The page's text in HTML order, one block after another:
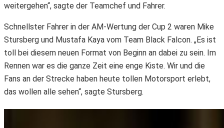
weitergehen“, sagte der Teamchef und Fahrer.
Schnellster Fahrer in der AM-Wertung der Cup 2 waren Mike
Stursberg und Mustafa Kaya vom Team Black Falcon. „Es ist
toll bei diesem neuen Format von Beginn an dabei zu sein. Im
Rennen war es die ganze Zeit eine enge Kiste. Wir und die
Fans an der Strecke haben heute tollen Motorsport erlebt,
das wollen alle sehen“, sagte Stursberg.